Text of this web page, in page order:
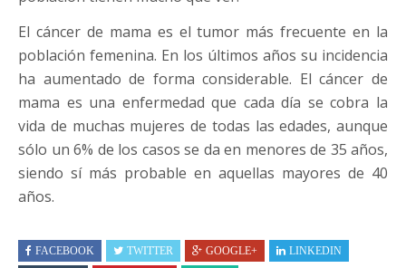
El cáncer de mama es el tumor más frecuente en la
población femenina. En los últimos años su incidencia
ha aumentado de forma considerable. El cáncer de
mama es una enfermedad que cada día se cobra la
vida de muchas mujeres de todas las edades, aunque
sólo un 6% de los casos se da en menores de 35 años,
siendo sí más probable en aquellas mayores de 40
años.
FACEBOOK TWITTER GOOGLE+
LINKEDIN